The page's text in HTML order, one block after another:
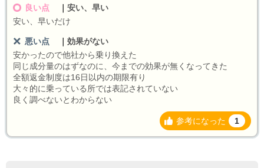
良い点
安い、早い
安い、早いだけ
悪い点
効果がない
安かったので他社から乗り換えた
同じ成分量のはずなのに、今までの効果が無くなってきた
全額返金制度は16日以内の期限有り
大々的に乗っている所では表記されていない
良く調べないとわからない
参考になった 1